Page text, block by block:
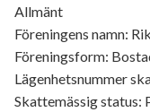
Allmänt
Föreningens namn:
Föreningsform:
Lägenhetsnummer
Skattemässig